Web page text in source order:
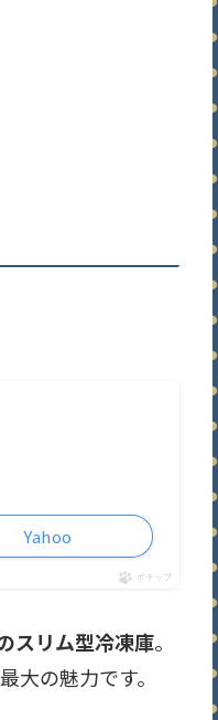
Yahoo
ポチップ
スリム型冷凍庫。
大の魅力です。